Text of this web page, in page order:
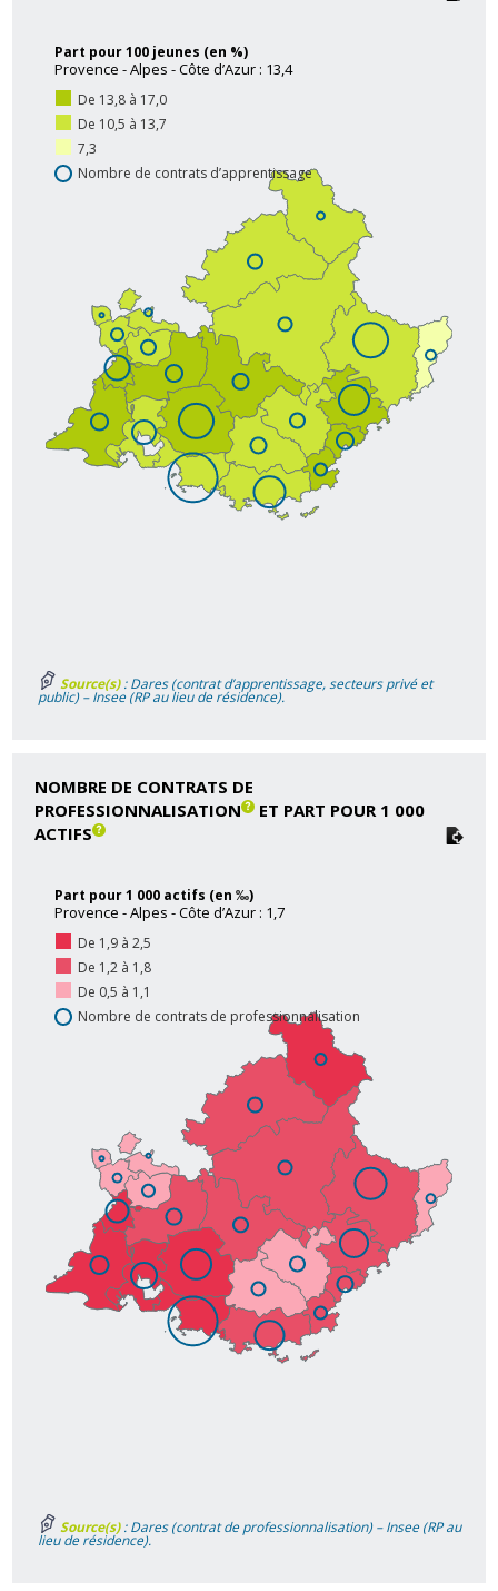
De 13,8 à 17,0
De 10,5 à 13,7
7,3
Nombre de contrats d’apprentissage
Part pour 100 jeunes (en %)
Provence - Alpes - Côte d’Azur : 13,4
Source(s): Dares (contrat d’apprentissage, secteurs privé et
public) – Insee (RP au lieu de résidence).
NOMBRE DE CONTRATS DE
PROFESSIONNALISATION
ET PART POUR 1 000
ACTIFS
De 1,9 à 2,5
De 1,2 à 1,8
De 0,5 à 1,1
Nombre de contrats de professionnalisation
Part pour 1 000 actifs (en ‰)
Provence - Alpes - Côte d’Azur : 1,7
Source(s): Dares (contrat de professionnalisation) – Insee (RP au
lieu de résidence).